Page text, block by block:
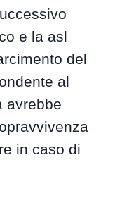
e la asl
del
al
avrebbe
in caso di